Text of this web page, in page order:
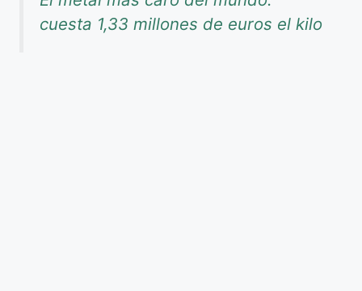
cuesta 1,33 millones de euros el kilo